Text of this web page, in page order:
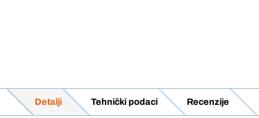
Detalji Tehnički podaci Recenzije